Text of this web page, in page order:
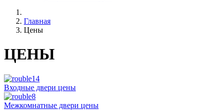
Главная
Цены
ЦЕНЫ
Входные двери цены
Межкомнатные двери цены